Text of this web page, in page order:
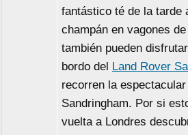
fantástico té de la tarde
champán en vagones
también pueden
bordo del Land Rover
recorren la
Sandringham. Por si
vuelta a Londres